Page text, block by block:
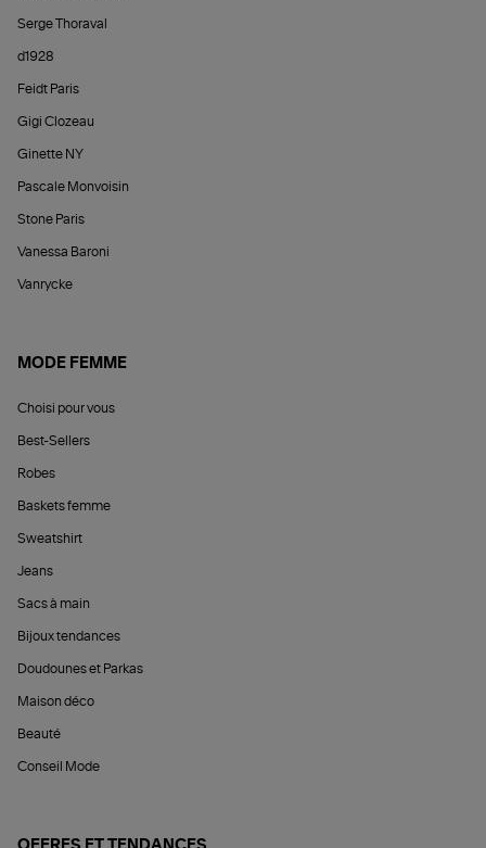
Serge Thoraval
d1928
Feidt Paris
Gigi Clozeau
Ginette NY
Pascale Monvoisin
Stone Paris
Vanessa Baroni
Vanrycke
MODE FEMME
Choisi pour vous
Best-Sellers
Robes
Baskets femme
Sweatshirt
Jeans
Sacs à main
Bijoux tendances
Doudounes et Parkas
Maison déco
Beauté
Conseil Mode